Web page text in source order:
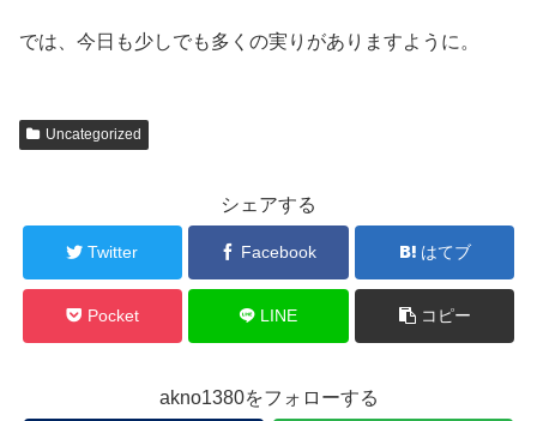
では、今日も少しでも多くの実りがありますように。
Uncategorized
シェアする
Twitter Facebook はてブ
Pocket LINE コピー
akno1380をフォローする